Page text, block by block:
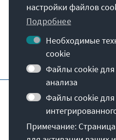
Наша миссия
Контакты
Другие предложения от
Отпечаток
Erklärung zur
Карта
настройки файлов
Подробнее
Необходимые
cookie
Файлы cookie для
анализа
Файлы cookie
Примечание: